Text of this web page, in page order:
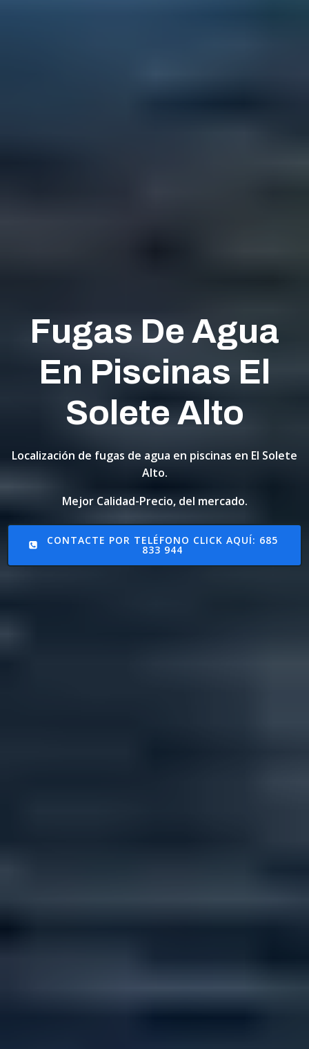
Fugas De Agua
En Piscinas El
Solete Alto
Localización de fugas de agua en piscinas en El Solete
Alto.
Mejor Calidad-Precio, del mercado.
CONTACTE POR TELÉFONO CLICK AQUÍ: 685
833 944